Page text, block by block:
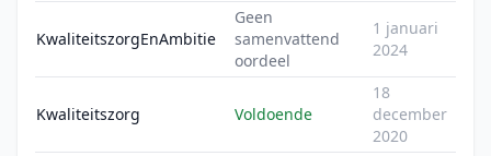
KwaliteitszorgEnAmbitie
Geen
samenvattend
oordeel
1 januari
2024
Kwaliteitszorg Voldoende
18
december
2020